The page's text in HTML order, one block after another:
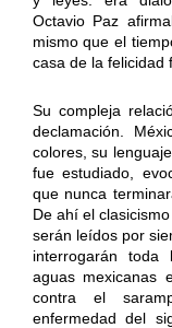
Octavio Paz
mismo que el
casa de la felicidad
Su compleja
declamación.
colores, su
fue estudiado,
que nunca
De ahí el
serán leídos por
interrogarán toda
aguas mexicanas
contra el
enfermedad del